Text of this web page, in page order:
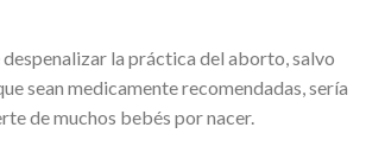
la práctica del aborto, salvo
sean medicamente recomendadas, sería
de muchos bebés por nacer.